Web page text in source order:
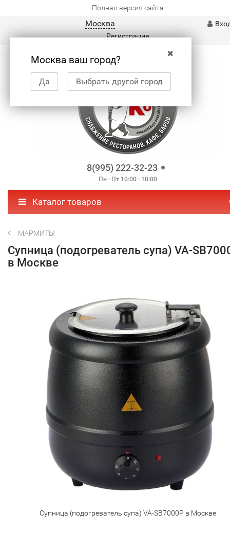
Полная версия сайта
Москва
✖
Москва ваш город?
Да Выбрать другой город
Регистрация
8(995) 222-32-23
Пн—Пт 10:00—18:00
Каталог товаров
МАРМИТЫ
Супница (подогреватель супа) VA-
в Москве
Супница (подогреватель супа) VA-SB7000P в Москве